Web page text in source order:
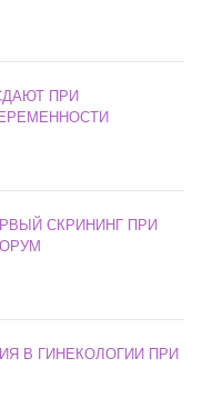
ПРИ
СКРИНИНГ ПРИ
В ГИНЕКОЛОГИИ ПРИ